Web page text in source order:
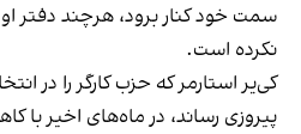
سمت خود کنار برود، هرچند دفتر او
نکرده است.
پیروزی رساند، در ماه‌های اخیر با